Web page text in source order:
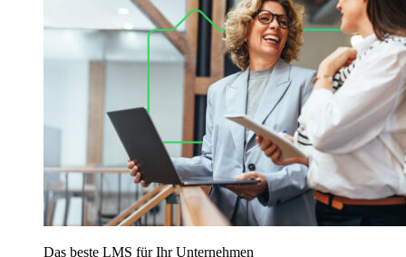
Das beste LMS für Ihr Unternehmen